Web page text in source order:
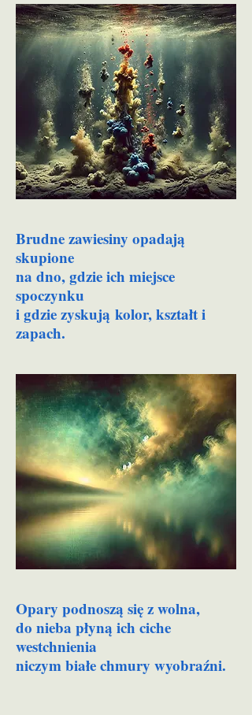
Brudne zawiesiny opadają
skupione
na dno, gdzie ich miejsce
spoczynku
i gdziezyskują kolor, kształt i
zapach.
Opary podnoszą się z wolna,
do nieba płyną ich ciche
westchnienia
niczym białe chmury wyobraźni.